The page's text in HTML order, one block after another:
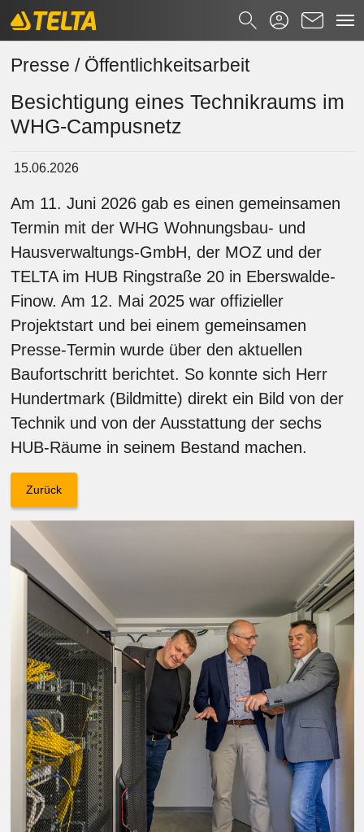
Presse / Öffentlichkeitsarbeit
Zum Hauptinhalt springen
Suchformular
Presse / Öffentlichkeitsarbeit
Besichtigung eines Technikraums im
WHG-Campusnetz
15.06.2026
Am 11. Juni 2026 gab es einen gemeinsamen
Termin mit der WHG Wohnungsbau- und
Hausverwaltungs-GmbH, der MOZ und der
TELTA im HUB Ringstraße 20 in Eberswalde-
Finow. Am 12. Mai 2025 war offizieller
Projektstart und bei einem gemeinsamen
Presse-Termin wurde über den aktuellen
Baufortschritt berichtet. So konnte sich Herr
Hundertmark (Bildmitte) direkt ein Bild von der
Technik und von der Ausstattung der sechs
HUB-Räume in seinem Bestand machen.
Zurück